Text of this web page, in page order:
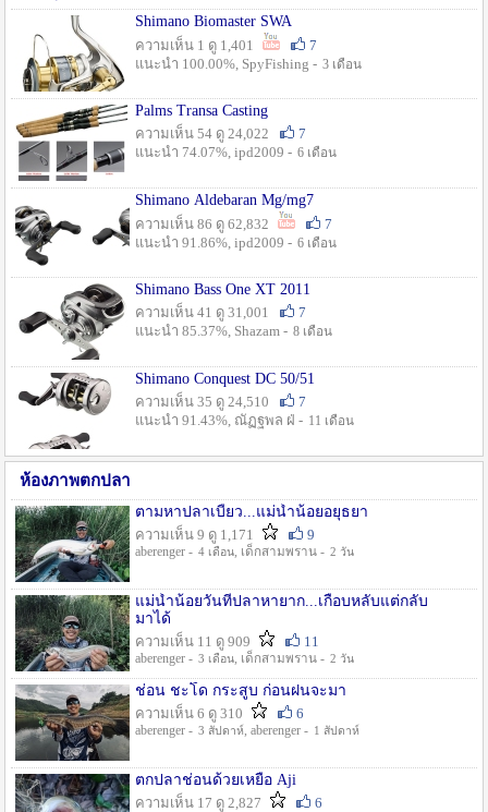
Shimano Biomaster SWA
ความเห็น 1 ดู 1,401
7
แนะนำ 100.00%, SpyFishing - 3 เดือน
Palms Transa Casting
ความเห็น 54 ดู 24,022
7
แนะนำ 74.07%, ipd2009 - 6 เดือน
Shimano Aldebaran Mg/mg7
ความเห็น 86 ดู 62,832
7
แนะนำ 91.86%, ipd2009 - 6 เดือน
Shimano Bass One XT 2011
ความเห็น 41 ดู 31,001
7
แนะนำ 85.37%, Shazam - 8 เดือน
Shimano Conquest DC 50/51
ความเห็น 35 ดู 24,510
7
แนะนำ 91.43%, ณัฏฐพล ฝ่ - 11 เดือน
ห้องภาพตกปลา
ตามหาปลาเบี้ยว...แม่น้ำน้อยอยุธยา
ความเห็น 9 ดู 1,171
9
aberenger - 4 เดือน, เด็กสามพราน - 2 วัน
แม่น้ำน้อยวันที่ปลาหายาก...เกือบหลับแต่กลับ
มาได้
ความเห็น 11 ดู 909
11
aberenger - 3 เดือน, เด็กสามพราน - 2 วัน
ช่อน ชะโด กระสูบ ก่อนฝนจะมา
ความเห็น 6 ดู 310
6
aberenger - 3 สัปดาห์, aberenger - 1 สัปดาห์
ตกปลาช่อนด้วยเหยื่อ Aji
ความเห็น 17 ดู 2,827
6